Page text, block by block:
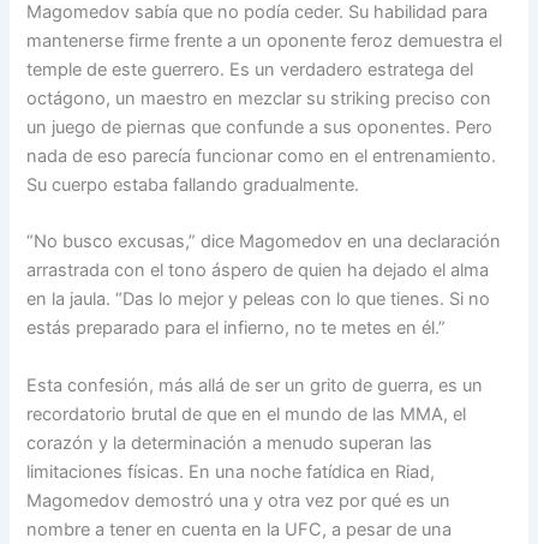
Magomedov sabía que no podía ceder. Su habilidad para
mantenerse firme frente a un oponente feroz demuestra el
temple de este guerrero. Es un verdadero estratega del
octágono, un maestro en mezclar su striking preciso con
un juego de piernas que confunde a sus oponentes. Pero
nada de eso parecía funcionar como en el entrenamiento.
Su cuerpo estaba fallando gradualmente.
“No busco excusas,” dice Magomedov en una declaración
arrastrada con el tono áspero de quien ha dejado el alma
en la jaula. “Das lo mejor y peleas con lo que tienes. Si no
estás preparado para el infierno, no te metes en él.”
Esta confesión, más allá de ser un grito de guerra, es un
recordatorio brutal de que en el mundo de las MMA, el
corazón y la determinación a menudo superan las
limitaciones físicas. En una noche fatídica en Riad,
Magomedov demostró una y otra vez por qué es un
nombre a tener en cuenta en la UFC, a pesar de una